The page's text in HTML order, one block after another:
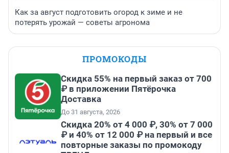
Как за август подготовить огород к зиме и не
потерять урожай — советы агронома
ПРОМОКОДЫ
Скидка 55% на первый заказ от 700
₽ в приложении Пятёрочка
Доставка
До 31 августа, 2026
Скидка 20% от 4 000 ₽, 30% от 7 000
₽ и 40% от 12 000 ₽ на первый и все
повторные заказы по промокоду